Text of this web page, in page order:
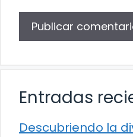
Entradas
Descubriendo la